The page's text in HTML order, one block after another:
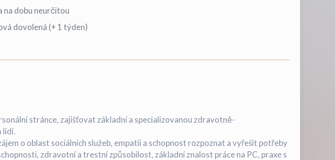
na dobu neurčitou
dovolená (+ 1 týden)
stránce, zajišťovat základní a specializovanou zdravotně-
lidí.
o oblast sociálních služeb, empatii a schopnost rozpoznat a vyřešit potřeby
zdravotní a trestní způsobilost, základní znalost práce na PC, praxe s